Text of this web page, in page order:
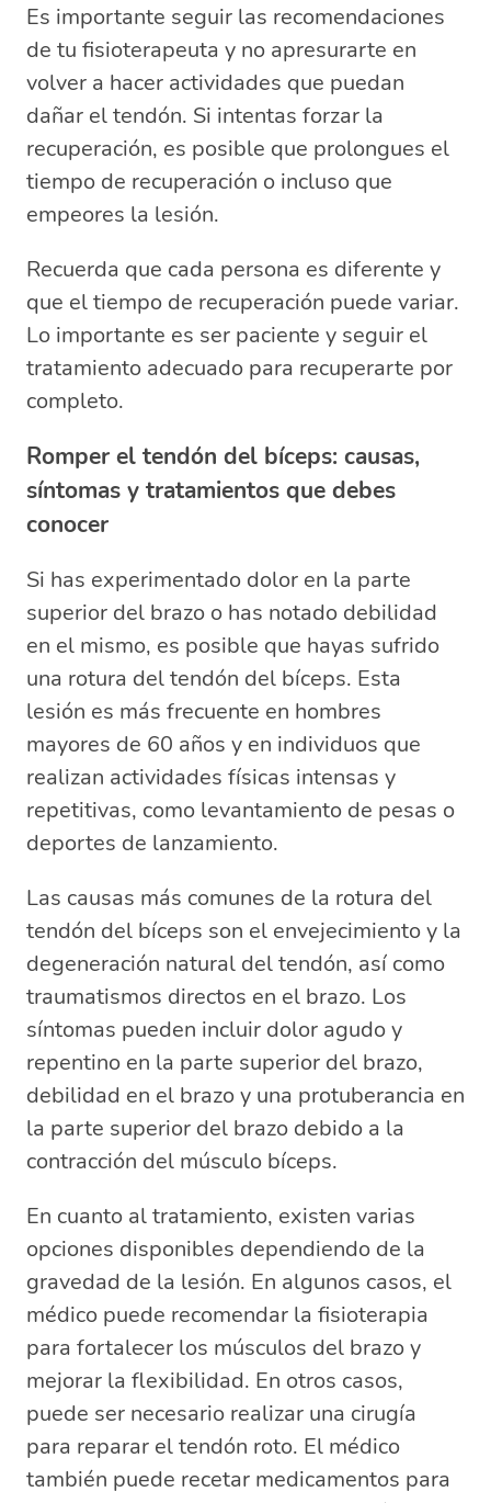
Es importante seguir las recomendaciones
de tu fisioterapeuta y no apresurarte en
volver a hacer actividades que puedan
dañar el tendón. Si intentas forzar la
recuperación, es posible que prolongues el
tiempo de recuperación o incluso que
empeores la lesión.
Recuerda que cada persona es diferente y
que el tiempo de recuperación puede variar.
Lo importante es ser paciente y seguir el
tratamiento adecuado para recuperarte por
completo.
Romper el tendón del bíceps: causas,
síntomas y tratamientos que debes
conocer
Si has experimentado dolor en la parte
superior del brazo o has notado debilidad
en el mismo, es posible que hayas sufrido
una rotura del tendón del bíceps. Esta
lesión es más frecuente en hombres
mayores de 60 años y en individuos que
realizan actividades físicas intensas y
repetitivas, como levantamiento de pesas o
deportes de lanzamiento.
Las causas más comunes de la rotura del
tendón del bíceps son el envejecimiento y la
degeneración natural del tendón, así como
traumatismos directos en el brazo. Los
síntomas pueden incluir dolor agudo y
repentino en la parte superior del brazo,
debilidad en el brazo y una protuberancia en
la parte superior del brazo debido a la
contracción del músculo bíceps.
En cuanto al tratamiento, existen varias
opciones disponibles dependiendo de la
gravedad de la lesión. En algunos casos, el
médico puede recomendar la fisioterapia
para fortalecer los músculos del brazo y
mejorar la flexibilidad. En otros casos,
puede ser necesario realizar una cirugía
para reparar el tendón roto. El médico
también puede recetar medicamentos para